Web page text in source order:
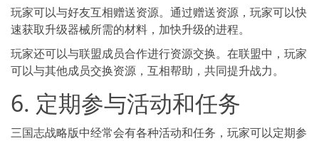
玩家可以与好友互相赠送资源。通过赠送资源，玩家可以快
速获取升级器械所需的材料，加快升级的进程。
玩家还可以与联盟成员合作进行资源交换。在联盟中，玩家
可以与其他成员交换资源，互相帮助，共同提升战力。
6. 定期参与活动和任务
三国志战略版中经常会有各种活动和任务，玩家可以定期参